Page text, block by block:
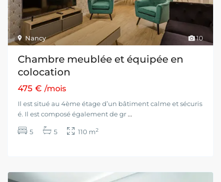
10
Nancy
Chambre meublée et équipée en
colocation
475 €/mois
Il est situé au 4ème étage d’un bâtiment calme et sécuris
é. Il est composé également de gr ...
5 5 110 m2